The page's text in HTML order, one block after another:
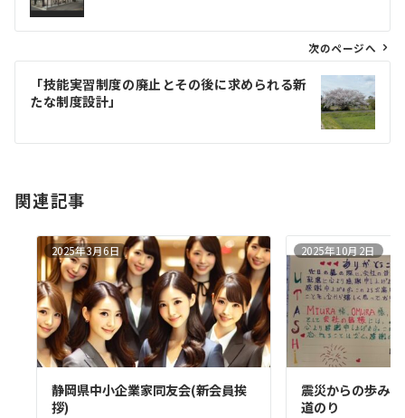
ビ
ン
次のページへ
「技能実習制度の廃止とその後に求められる新
たな制度設計」
関連記事
2025年3月6日
静岡県中小企業家同友会(新会員挨
拶)
2025年10月2日
震災からの歩み
道のり